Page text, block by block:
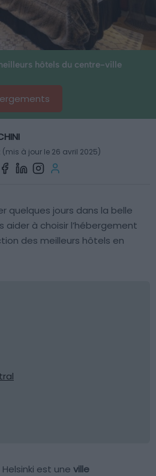
hôtels du centre-ville
(mis à jour le 26 avril 2025)
quelques jours dans la belle
aider à choisir l’hébergement
des meilleurs hôtels en
Helsinki est une ville